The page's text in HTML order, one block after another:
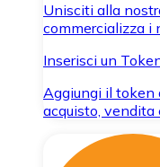
Unisciti alla
commercializza i
Inserisci un
Aggiungi il token
acquisto, vendita